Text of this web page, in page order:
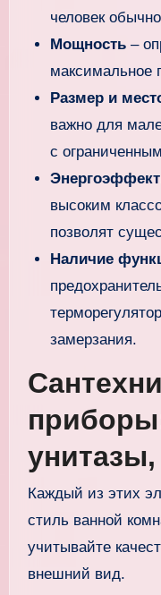
человек
Мощность –
максимальное
Размер и
важно для
с
высоким
позволят
Наличие
замерзания.
Каждый из этих
стиль ванной
учитывайте
внешний вид.